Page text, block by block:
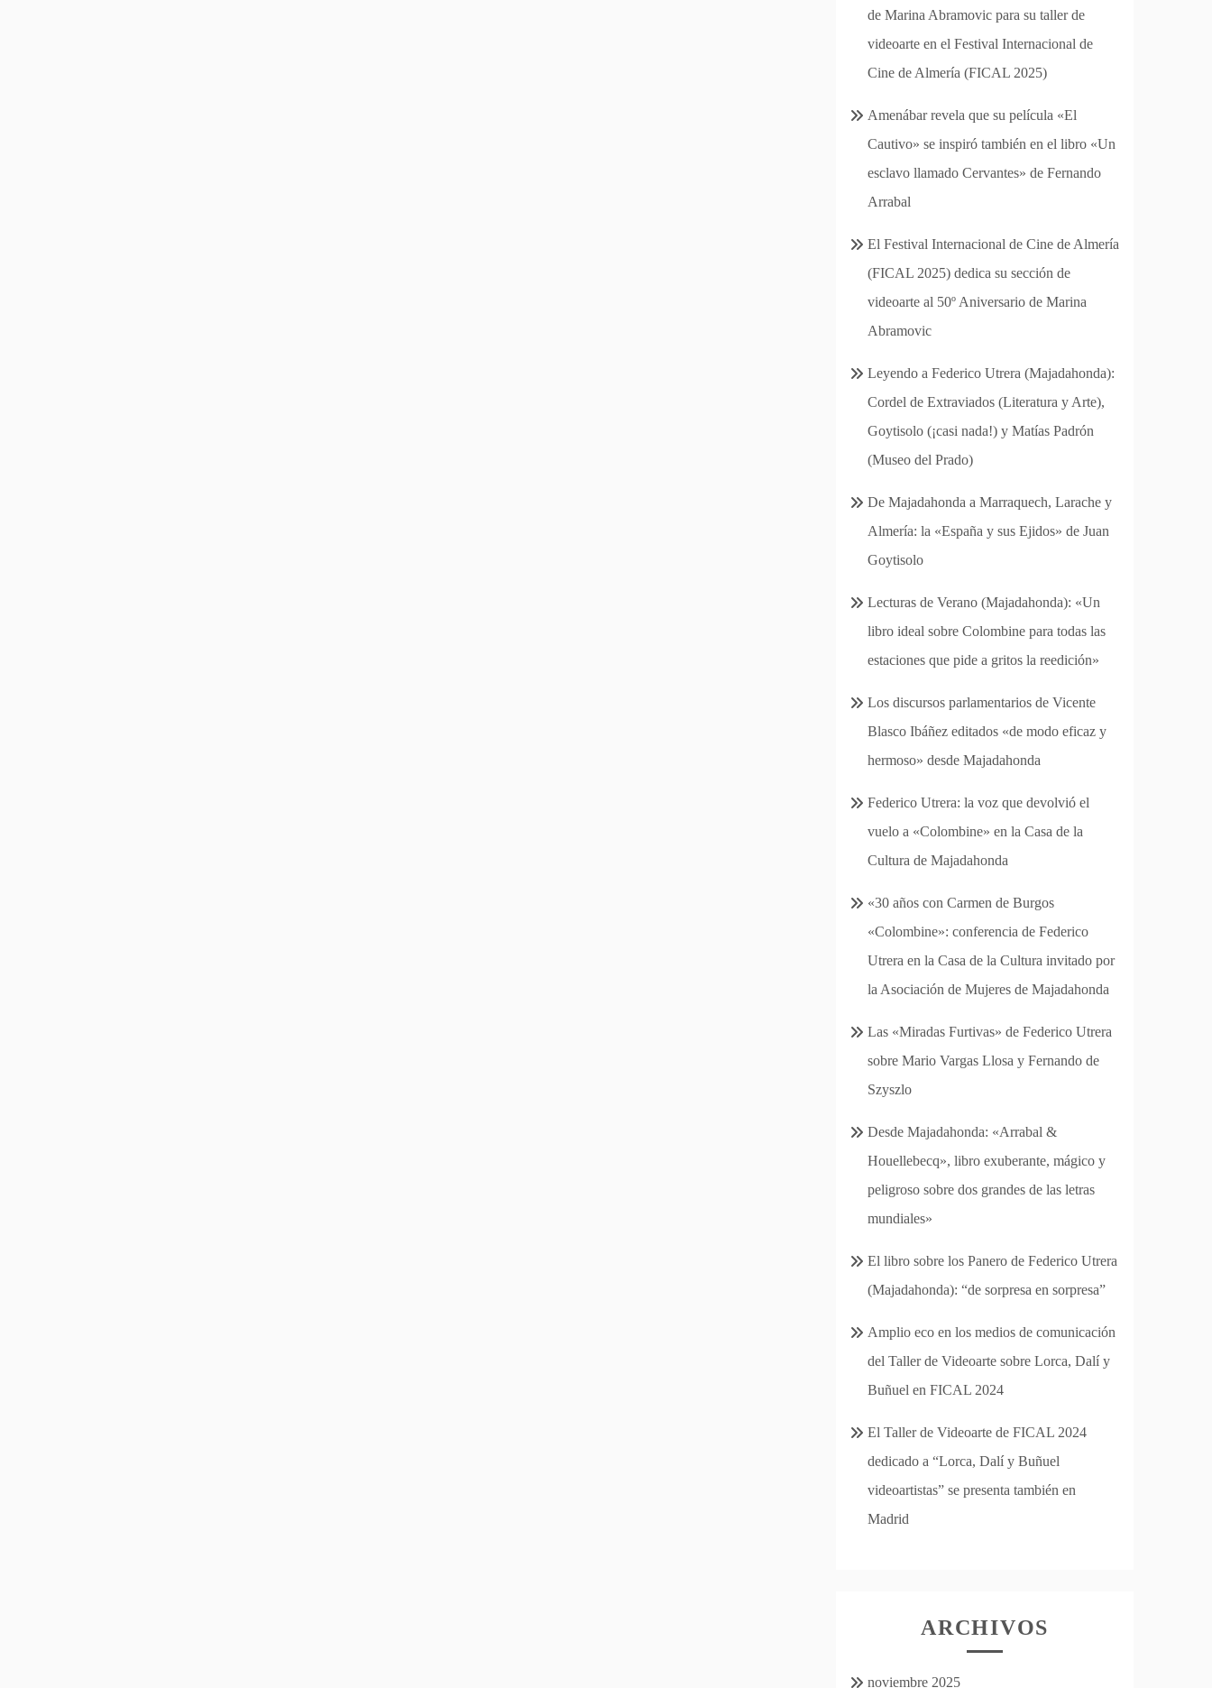
de Marina Abramovic para su taller de
videoarte en el Festival Internacional de
Cine de Almería (FICAL 2025)
Amenábar revela que su película «El
Cautivo» se inspiró también en el libro «Un
esclavo llamado Cervantes» de Fernando
Arrabal
El Festival Internacional de Cine de Almería
(FICAL 2025) dedica su sección de
videoarte al 50º Aniversario de Marina
Abramovic
Leyendo a Federico Utrera (Majadahonda):
Cordel de Extraviados (Literatura y Arte),
Goytisolo (¡casi nada!) y Matías Padrón
(Museo del Prado)
De Majadahonda a Marraquech, Larache y
Almería: la «España y sus Ejidos» de Juan
Goytisolo
Lecturas de Verano (Majadahonda): «Un
libro ideal sobre Colombine para todas las
estaciones que pide a gritos la reedición»
Los discursos parlamentarios de Vicente
Blasco Ibáñez editados «de modo eficaz y
hermoso» desde Majadahonda
Federico Utrera: la voz que devolvió el
vuelo a «Colombine» en la Casa de la
Cultura de Majadahonda
«30 años con Carmen de Burgos
«Colombine»: conferencia de Federico
Utrera en la Casa de la Cultura invitado por
la Asociación de Mujeres de Majadahonda
Las «Miradas Furtivas» de Federico Utrera
sobre Mario Vargas Llosa y Fernando de
Szyszlo
Desde Majadahonda: «Arrabal &
Houellebecq», libro exuberante, mágico y
peligroso sobre dos grandes de las letras
mundiales»
El libro sobre los Panero de Federico Utrera
(Majadahonda): “de sorpresa en sorpresa”
Amplio eco en los medios de comunicación
del Taller de Videoarte sobre Lorca, Dalí y
Buñuel en FICAL 2024
El Taller de Videoarte de FICAL 2024
dedicado a “Lorca, Dalí y Buñuel
videoartistas” se presenta también en
Madrid
ARCHIVOS
noviembre 2025